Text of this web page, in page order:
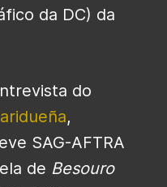
da DC) da
do
,
SAG-AFTRA
de Besouro